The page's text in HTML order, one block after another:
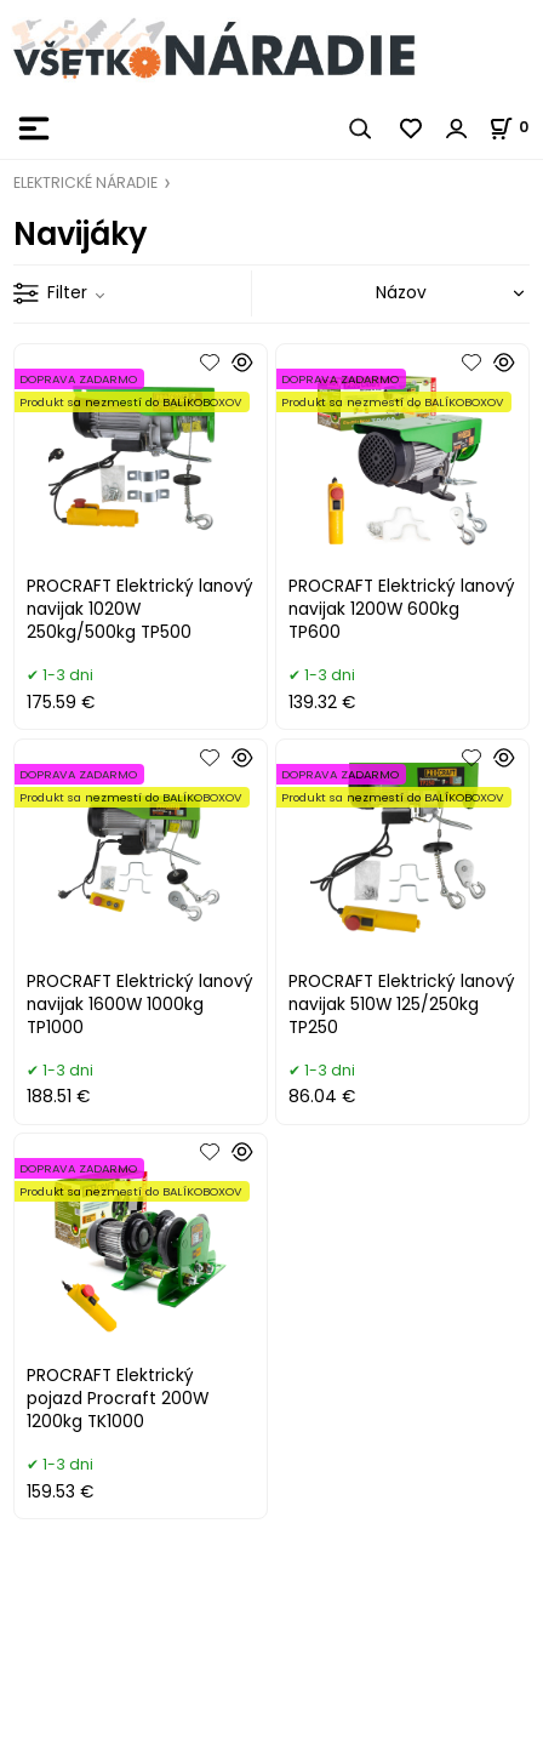
0
ELEKTRICKÉ NÁRADIE
Navijáky
Filter
PROCRAFT Elektrický lanový
navijak 1020W
250kg/500kg TP500
DOPRAVA ZADARMO
Produkt sa nezmestí do BALÍKOBOXOV
1-3 dni
175.59 €
PROCRAFT Elektrický lanový
navijak 1200W 600kg
TP600
DOPRAVA ZADARMO
Produkt sa nezmestí do BALÍKOBOXOV
1-3 dni
139.32 €
PROCRAFT Elektrický lanový
navijak 1600W 1000kg
TP1000
DOPRAVA ZADARMO
Produkt sa nezmestí do BALÍKOBOXOV
1-3 dni
188.51 €
PROCRAFT Elektrický lanový
navijak 510W 125/250kg
TP250
DOPRAVA ZADARMO
Produkt sa nezmestí do BALÍKOBOXOV
1-3 dni
86.04 €
PROCRAFT Elektrický
pojazd Procraft 200W
1200kg TK1000
DOPRAVA ZADARMO
Produkt sa nezmestí do BALÍKOBOXOV
1-3 dni
159.53 €